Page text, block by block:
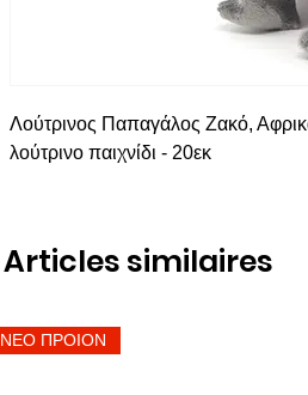
Λούτρινος Παπαγάλος Ζακό,
λούτρινο παιχνίδι - 20εκ
Articles similaires
ΝΕΟ ΠΡΟΙΟΝ